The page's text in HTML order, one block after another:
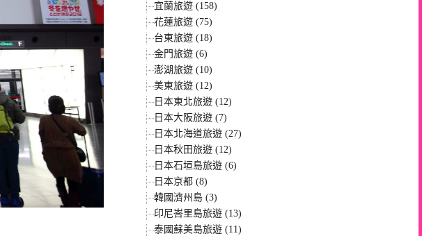
宜蘭旅遊 (158)
花蓮旅遊 (75)
台東旅遊 (18)
金門旅遊 (6)
澎湖旅遊 (10)
美東旅遊 (12)
日本東北旅遊 (12)
日本大阪旅遊 (7)
日本北海道旅遊 (27)
日本秋田旅遊 (12)
日本石垣島旅遊 (6)
日本京都 (8)
韓國濟州島 (3)
印尼峇里島旅遊 (13)
泰國蘇美島旅遊 (11)